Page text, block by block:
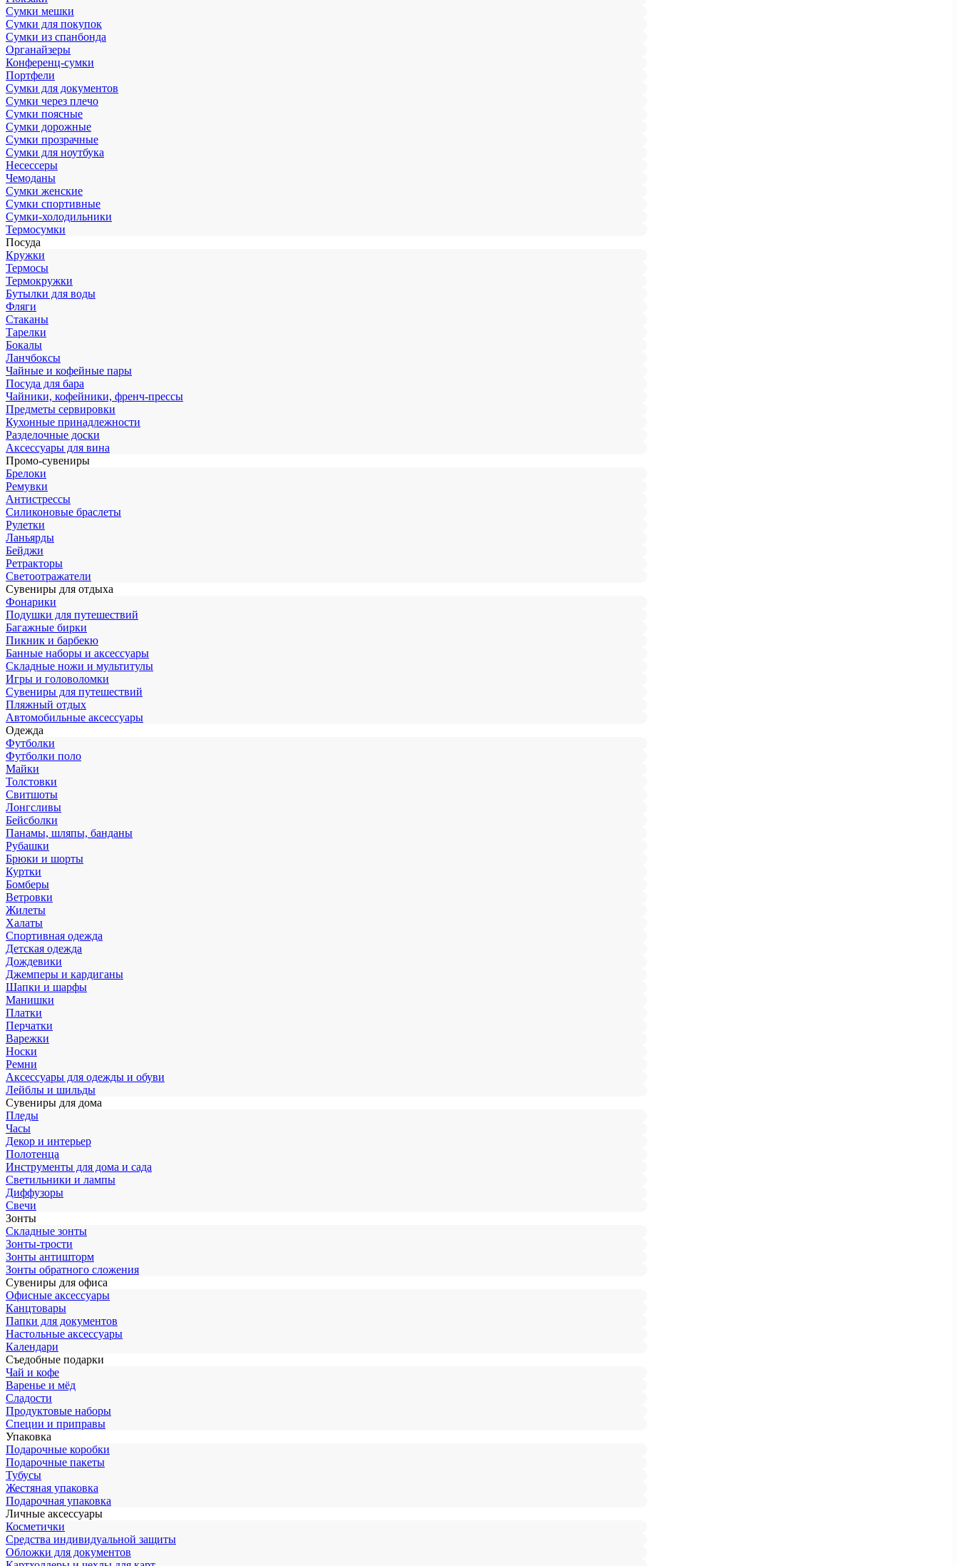
Сумки мешки
Сумки для покупок
Сумки из спанбонда
Органайзеры
Конференц-сумки
Портфели
Сумки для документов
Сумки через плечо
Сумки поясные
Сумки дорожные
Сумки прозрачные
Сумки для ноутбука
Несессеры
Чемоданы
Сумки женские
Сумки спортивные
Сумки-холодильники
Термосумки
Посуда
Кружки
Термосы
Термокружки
Бутылки для воды
Фляги
Стаканы
Тарелки
Бокалы
Ланчбоксы
Чайные и кофейные пары
Посуда для бара
Чайники, кофейники, френч-прессы
Предметы сервировки
Кухонные принадлежности
Разделочные доски
Аксессуары для вина
Промо-сувениры
Брелоки
Ремувки
Антистрессы
Силиконовые браслеты
Рулетки
Ланьярды
Бейджи
Ретракторы
Светоотражатели
Сувениры для отдыха
Фонарики
Подушки для путешествий
Багажные бирки
Пикник и барбекю
Банные наборы и аксессуары
Складные ножи и мультитулы
Игры и головоломки
Сувениры для путешествий
Пляжный отдых
Автомобильные аксессуары
Одежда
Футболки
Футболки поло
Майки
Толстовки
Свитшоты
Лонгсливы
Бейсболки
Панамы, шляпы, банданы
Рубашки
Брюки и шорты
Куртки
Бомберы
Ветровки
Жилеты
Халаты
Спортивная одежда
Детская одежда
Дождевики
Джемперы и кардиганы
Шапки и шарфы
Манишки
Платки
Перчатки
Варежки
Носки
Ремни
Аксессуары для одежды и обуви
Лейблы и шильды
Сувениры для дома
Пледы
Часы
Декор и интерьер
Полотенца
Инструменты для дома и сада
Светильники и лампы
Диффузоры
Свечи
Зонты
Складные зонты
Зонты-трости
Зонты антишторм
Зонты обратного сложения
Сувениры для офиса
Офисные аксессуары
Канцтовары
Папки для документов
Настольные аксессуары
Календари
Съедобные подарки
Чай и кофе
Варенье и мёд
Сладости
Продуктовые наборы
Специи и приправы
Упаковка
Подарочные коробки
Подарочные пакеты
Тубусы
Жестяная упаковка
Подарочная упаковка
Личные аксессуары
Косметички
Средства индивидуальной защиты
Обложки для документов